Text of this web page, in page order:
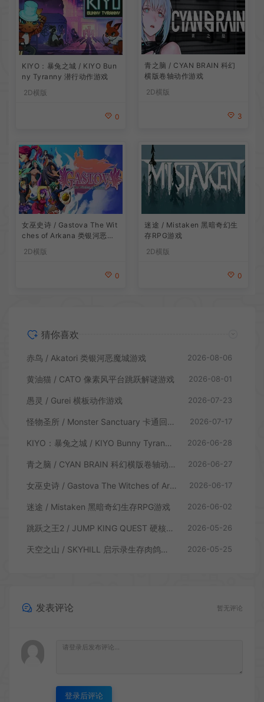
KIYO：暴兔之城 / KIYO Bun
ny Tyranny 潜行动作游戏
2D横版
0
青之脑 / CYAN BRAIN 科幻
横版卷轴动作游戏
2D横版
3
女巫史诗 / Gastova The Wit
ches of Arkana 类银河恶魔
城动作游戏
2D横版
0
迷途 / Mistaken 黑暗奇幻生
存RPG游戏
2D横版
0
猜你喜欢
赤鸟 / Akatori 类银河恶魔城游戏 2026-08-06
黄油猫 / CATO 像素风平台跳跃解谜游戏 2026-08-01
愚灵 / Gurei 横板动作游戏 2026-07-23
怪物圣所 / Monster Sanctuary 卡通回合制横板动作游戏 2026-07-17
KIYO：暴兔之城 / KIYO Bunny Tyranny 潜行动作游戏 2026-06-28
青之脑 / CYAN BRAIN 科幻横版卷轴动作游戏 2026-06-27
女巫史诗 / Gastova The Witches of Arkana 类银河恶魔城动作游戏 2026-06-17
迷途 / Mistaken 黑暗奇幻生存RPG游戏 2026-06-02
跳跃之王2 / JUMP KING QUEST 硬核横板跳跃游戏 2026-05-26
天空之山 / SKYHILL 启示录生存肉鸽游戏 2026-05-25
发表评论 暂无评论
登录后评论